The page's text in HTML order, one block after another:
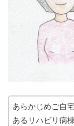
あらかじめご自
あるリハビリ病